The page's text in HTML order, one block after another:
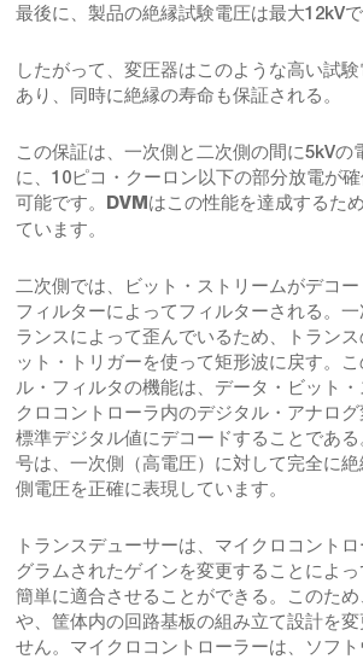
最後に、製品の絶縁試験電圧は最大12kVで
したがって、変圧器はこのような高い試
あり、同時に絶縁の寿命も保証される。
この保証は、一次側と二次側の間に5kVの
に、10ピコ・クーロン以下の部分放電が
可能です。
DVM はこの性能を達成するた
ています。
二次側では、ビット・ストリームがデコー
フィルターによってフィルターされる。
ランスによって歪んでいるため、トランス
ット・トリガーを使って矩形波に戻す。
ル・フィルタの機能は、データ・ビット
クロコントローラ内のデジタル・アナロ
標準デジタル値にデコードすることであ
号は、一次側（高電圧）に対して完全に
側電圧を正確に表現しています。
トランスデューサーは、マイクロコント
グラムされたゲインを変更することによ
簡単に適合させることができる。このた
や、筐体内の回路基板の組み立て設計を
せん。マイクロコントローラーは、ソフ